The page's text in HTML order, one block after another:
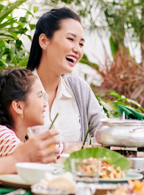
Japan
Kosovo
Lithuania
Malawi
Mauritania
Monaco
Namibia
Norway